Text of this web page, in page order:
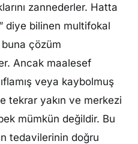
zannederler. Hatta
diye bilinen multifokal
çözüm
Ancak maalesef
veya kaybolmuş
tekrar yakın ve merkezi
mümkün değildir. Bu
tedavilerinin doğru